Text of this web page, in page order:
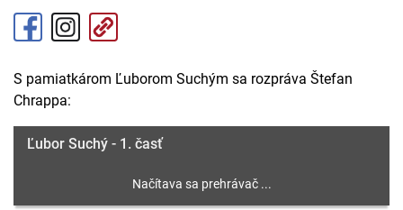
S pamiatkárom Ľuborom Suchým sa rozpráva Štefan
Chrappa:
Ľubor Suchý - 1. časť